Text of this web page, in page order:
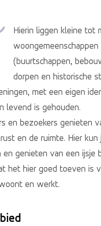
Hierin liggen kleine tot
woongemeenschappen
(buurtschappen,
dorpen en historische
met een eigen
levend is gehouden.
en bezoekers genieten
en de ruimte. Hier kun
genieten van een ijsje
het hier goed toeven is
en werkt.